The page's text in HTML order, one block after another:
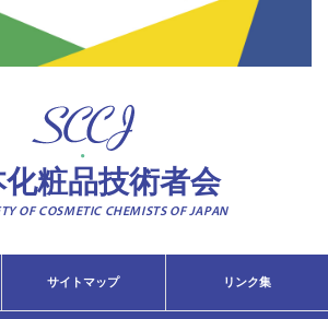
化粧品技術者会
OF COSMETIC CHEMISTS OF JAPAN
サイトマップ リンク集